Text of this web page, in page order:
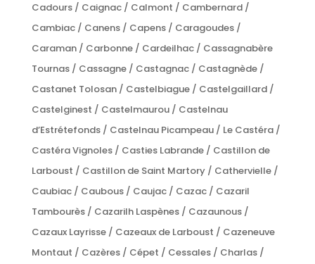
Cadours / Caignac / Calmont / Cambernard /
Cambiac / Canens / Capens / Caragoudes /
Caraman / Carbonne / Cardeilhac / Cassagnabère
Tournas / Cassagne / Castagnac / Castagnède /
Castanet Tolosan / Castelbiague / Castelgaillard /
Castelginest / Castelmaurou / Castelnau
d’Estrétefonds / Castelnau Picampeau / Le Castéra /
Castéra Vignoles / Casties Labrande / Castillon de
Larboust / Castillon de Saint Martory / Cathervielle /
Caubiac / Caubous / Caujac / Cazac / Cazaril
Tambourès / Cazarilh Laspènes / Cazaunous /
Cazaux Layrisse / Cazeaux de Larboust / Cazeneuve
Montaut / Cazères / Cépet / Cessales / Charlas /